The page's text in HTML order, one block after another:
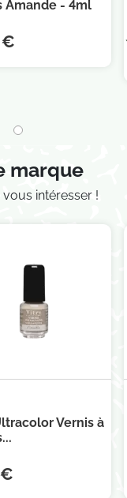
Amande - 4ml
€
marque
intéresser !
Vernis à